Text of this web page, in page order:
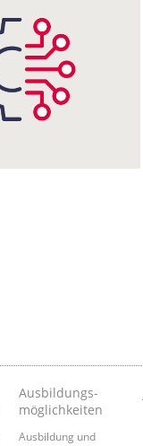
Ausbildungs­
möglichkeiten
Ausbildung und